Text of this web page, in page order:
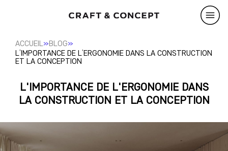
ACCUEIL»BLOG»
L’IMPORTANCE DE L’ERGONOMIE DANS LA CONSTRUCTION
ET LA CONCEPTION
L'IMPORTANCE DE L'ERGONOMIE DANS
LA CONSTRUCTION ET LA CONCEPTION